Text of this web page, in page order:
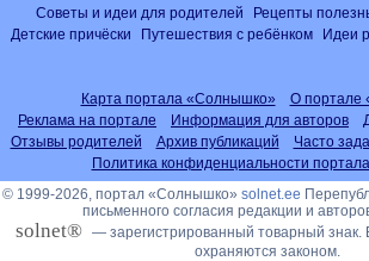
Советы и идеи для родителей
Рецепты
Детские причёски
Путешествия с ребёнком Идеи
Карта портала «Солнышко»
О портале
Реклама на портале
Информация для авторов
Отзывы родителей
Архив публикаций
Часто
Политика конфиденциальности портала
© 1999-2026, портал «Солнышко» solnet.ee
письменного согласия редакции и
solnet® — зарегистрированный товарный
охраняются законом.